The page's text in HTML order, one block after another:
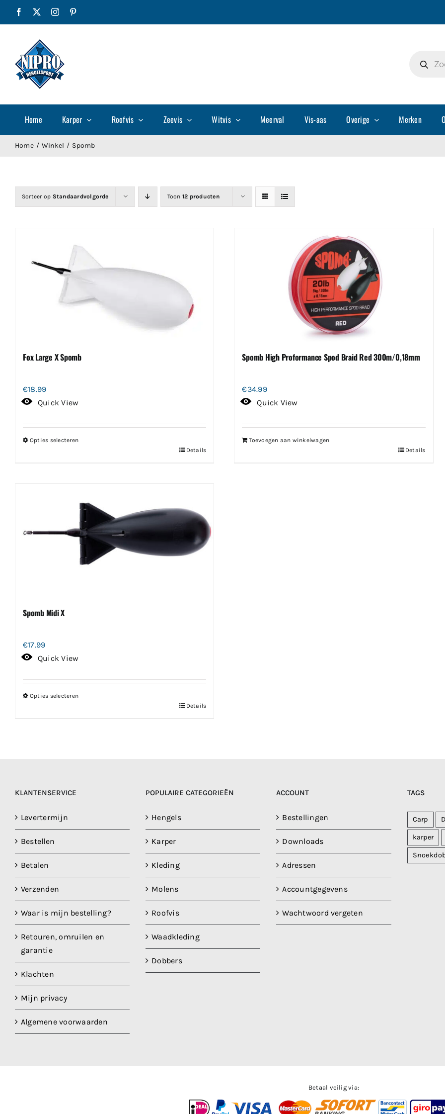
Facebook Instagram
zoeken
Home Karper Roofvis Zeevis Witvis Meerval Vis-aas Overige Merken
Home Winkel Spomb
Sorteer op Standaardvolgorde Toon 12 producten
Fox Large X Spomb
€18.99
Quick View
Opties selecteren
optie
productpagina
Details
Spomb High Proformance Spod Braid Red 300m/0,18mm
€34.99
Quick View
Toevoegen aan winkelwagen
Details
Spomb Midi X
€17.99
Quick View
Opties selecteren
gekozen
worden
op
de
productpagina
Details
KLANTENSERVICE
Levertermijn
Bestellen
Betalen
Verzenden
Waar is mijn bestelling?
Retouren, omruilen en
garantie
Klachten
Mijn privacy
Algemene voorwaarden
POPULAIRE CATEGORIEËN
Hengels
Karper
Kleding
Molens
Roofvis
Waadkleding
Dobbers
ACCOUNT
Bestellingen
Downloads
Adressen
Accountgegevens
Wachtwoord vergeten
TAGS
Carp
karper
Betaal veilig via: